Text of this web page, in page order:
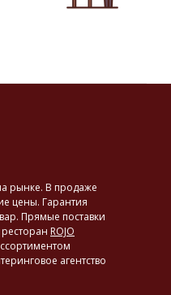
рынке. В продаже
цены. Гарантия
Прямые поставки
ROJO
агентство